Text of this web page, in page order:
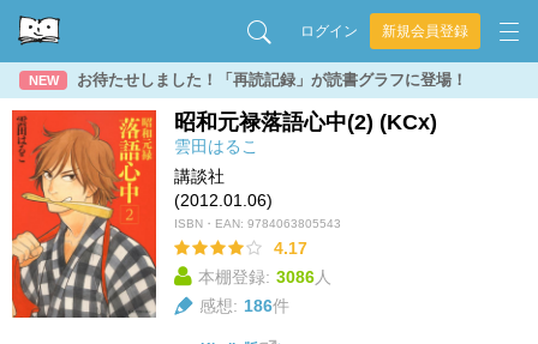
ログイン 新規会員登録
NEW お待たせしました！「再読記録」が読書グラフに登場！
昭和元禄落語心中(2) (KCx)
雲田はるこ
講談社
(2012.01.06)
ISBN・EAN: 9784063805543
4.17
本棚登録: 3086人
感想: 186件